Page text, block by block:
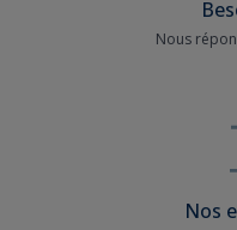
Nous
Nos